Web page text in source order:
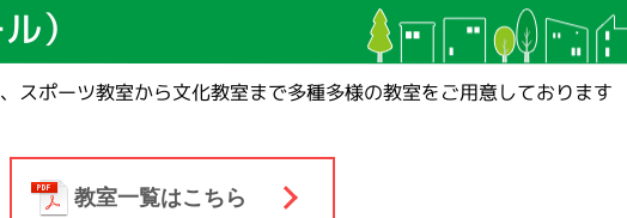
）
スポーツ教室から文化教室まで多種多様の教室をご用意しております
教室一覧はこちら